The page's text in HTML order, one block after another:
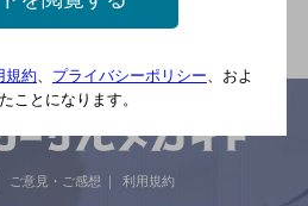
ご意見・ご感想 利用規約
規約、 プライバシーポリシー、およ
ことになります。